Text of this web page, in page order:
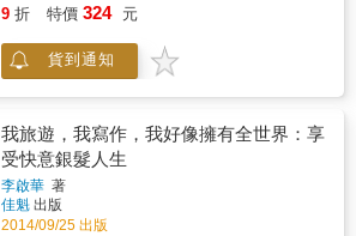
的故事，我們將會發現，原來生命的平靜毋須
更好的人。 台灣教改制度一改再改，國勢經濟
動盪不安，有多少人不曉得未來在哪裡？夢
想，不是嘴巴說說而已，勇敢執行才是王道。
啟人生新旅程。自我認同，國名認同，不管在
哪一個世代，都是我們棘手揣揣不安的難題。
「人生，最可怕的是連你自己失去的是什麼都
不知道。」大家都說出國一趟回來，就能得到
什麼啟發；但真是如此嗎？
9 折 特價 324 元
貨到通知
我旅遊，我寫作，我好像擁有全世界：享
受快意銀髮人生
李啟華 著
佳魁 出版
2014/09/25 出版